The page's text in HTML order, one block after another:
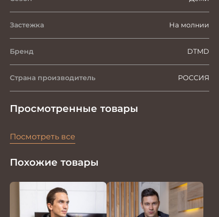
Застежка На молнии
Бренд DTMD
Страна производитель РОССИЯ
Просмотренные товары
Посмотреть все
Похожие товары